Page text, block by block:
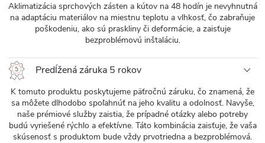
Aklimatizácia sprchových zásten a kútov na 48 hodín je nevyhnutná
na adaptáciu materiálov na miestnu teplotu a vlhkosť, čo zabraňuje
poškodeniu, ako sú praskliny či deformácie, a zaisťuje
bezproblémovú inštaláciu.
Predĺžená záruka 5 rokov
K tomuto produktu poskytujeme päťročnú záruku, čo znamená, že
sa môžete dlhodobo spoľahnúť na jeho kvalitu a odolnosť. Navyše,
naše prémiové služby zaistia, že prípadné otázky alebo potreby
budú vyriešené rýchlo a efektívne. Táto kombinácia zaisťuje, že vaša
skúsenosť s produktom bude vždy prvotriedna a bezproblémová.